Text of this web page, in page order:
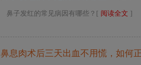
鼻子发红的常见病因有哪些？[ 阅读全文 ]
鼻息肉术后三天出血不用慌，如何